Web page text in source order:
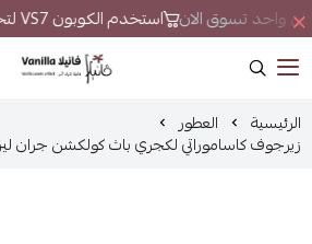
واحد تسوق الان استخدم الكوبون VS7 لتحصل على خصم إضافي
فانيلا
الرئيسية العطور
زيرجوف كاساموراتي لكجري باث كولكشن جران ليرا